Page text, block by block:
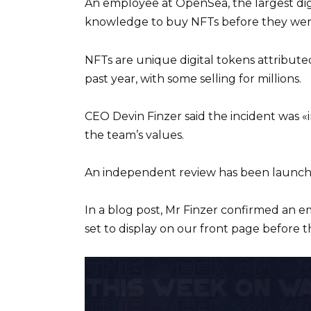
An employee at OpenSea, the largest
knowledge to buy NFTs before they
NFTs are unique digital tokens
past year, with some selling for millions.
CEO Devin Finzer said the incident was
the team’s values.
An independent review has been
In a blog post, Mr Finzer confirmed an
set to display on our front page before